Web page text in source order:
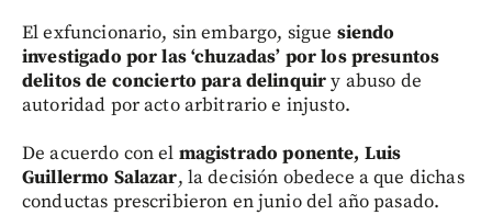
El exfuncionario, sin embargo, sigue siendo
investigado por las ‘chuzadas’ por los presuntos
delitos de concierto para delinquiry abuso de
autoridad por acto arbitrario e injusto.
De acuerdo con el magistrado ponente, Luis
Guillermo Salazar, la decisión obedece a que dichas
conductas prescribieron en junio del año pasado.